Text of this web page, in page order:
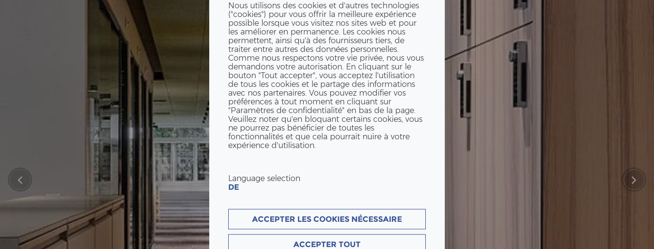
Nous utilisons des cookies et d'autres technologies
("cookies") pour vous offrir la meilleure expérience
possible lorsque vous visitez nos sites web et pour
les améliorer en permanence. Les cookies nous
permettent, ainsi qu'à des fournisseurs tiers, de
traiter entre autres des données personnelles.
Comme nous respectons votre vie privée, nous vous
demandons votre autorisation. En cliquant sur le
bouton "Tout accepter", vous acceptez l'utilisation
de tous les cookies et le partage des informations
avec nos partenaires. Vous pouvez modifier vos
préférences à tout moment en cliquant sur
"Paramètres de confidentialité" en bas de la page.
Veuillez noter qu'en bloquant certains cookies, vous
ne pourrez pas bénéficier de toutes les
fonctionnalités et que cela pourrait nuire à votre
expérience d'utilisation.
Language selection
DE
ACCEPTER LES COOKIES NÉCESSAIRE
ACCEPTER TOUT